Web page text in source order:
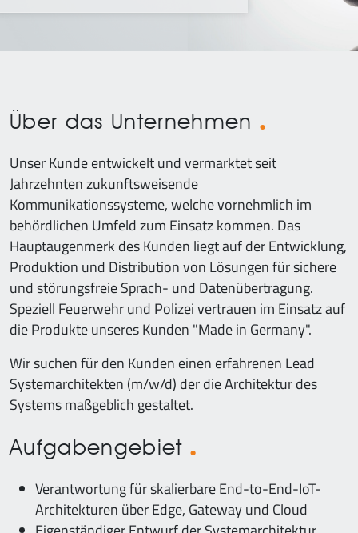
Über das Unternehmen
Unser Kunde entwickelt und vermarktet seit
Jahrzehnten zukunftsweisende
Kommunikationssysteme, welche vornehmlich im
behördlichen Umfeld zum Einsatz kommen. Das
Hauptaugenmerk des Kunden liegt auf der Entwicklung,
Produktion und Distribution von Lösungen für sichere
und störungsfreie Sprach- und Datenübertragung.
Speziell Feuerwehr und Polizei vertrauen im Einsatz auf
die Produkte unseres Kunden "Made in Germany".
Wir suchen für den Kunden einen erfahrenen Lead
Systemarchitekten (m/w/d) der die Architektur des
Systems maßgeblich gestaltet.
Aufgabengebiet
Verantwortung für skalierbare End-to-End-IoT-
Architekturen über Edge, Gateway und Cloud